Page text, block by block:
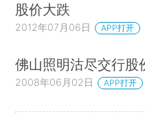
股价大跌
2012年07月06日 APP打开
佛山照明沽尽交行股
2008年06月02日 APP打开